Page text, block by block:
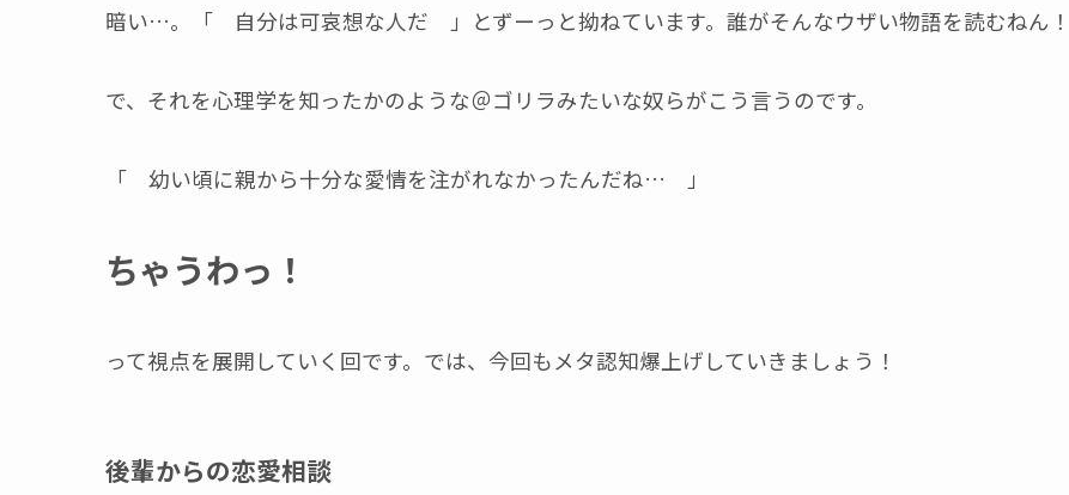
暗い…。「 自分は可哀想な人だ 」とずーっと拗ねています。誰がそんなウザい物語を読むねん！
で、それを心理学を知ったかのような＠ゴリラみたいな奴らがこう言うのです。
「 幼い頃に親から十分な愛情を注がれなかったんだね… 」
ちゃうわっ！
って視点を展開していく回です。では、今回もメタ認知爆上げしていきましょう！
後輩からの恋愛相談